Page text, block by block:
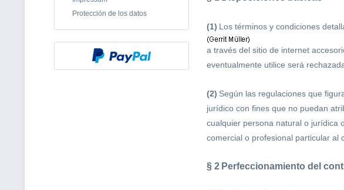
Protección de los datos
(1) Los términos y condiciones
a través del sitio de internet
eventualmente utilice será
(2) Según las regulaciones que
jurídico con fines que no puedan
cualquier persona natural o jurídica
comercial o profesional particular al
§ 2 Perfeccionamiento del